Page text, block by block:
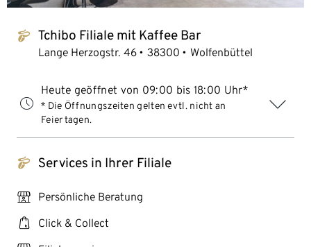
tchibo_logo Tchibo Filiale mit Kaffee Bar
Lange Herzogstr. 46 38300 Wolfenbüttel
Heute geöffnet von 09:00 bis 18:00 Uhr*
* Die Öffnungszeiten gelten evtl. nicht an
Feiertagen.
tchibo_logo Services in Ihrer Filiale
personal_services Persönliche Beratung
click_collect Click & Collect